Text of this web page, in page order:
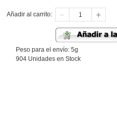
Añadir al carrito:
Peso para el envío: 5g
904 Unidades en Stock